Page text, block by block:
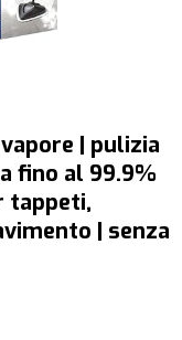
| pulizia
fino al 99.9%
tappeti,
| senza